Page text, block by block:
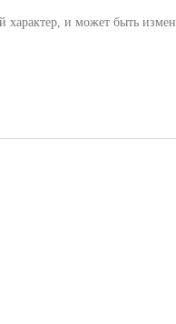
и может быть